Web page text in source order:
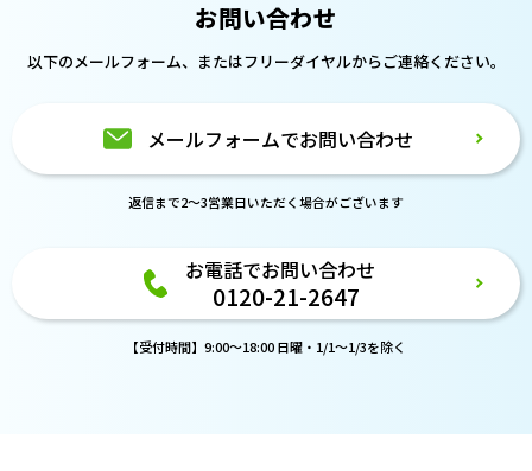
お問い合わせ
以下のメールフォーム、またはフリーダイヤルからご連絡ください。
メールフォームでお問い合わせ
返信まで2～3営業日いただく場合がございます
お電話でお問い合わせ
0120-21-2647
【受付時間】9:00～18:00 日曜・1/1～1/3を除く